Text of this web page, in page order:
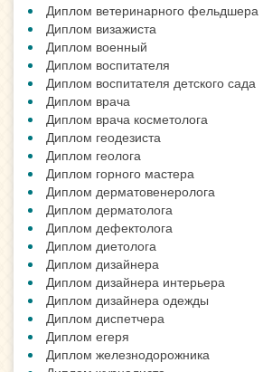
Диплом ветеринарного фельдшера
Диплом визажиста
Диплом военный
Диплом воспитателя
Диплом воспитателя детского сада
Диплом врача
Диплом врача косметолога
Диплом геодезиста
Диплом геолога
Диплом горного мастера
Диплом дерматовенеролога
Диплом дерматолога
Диплом дефектолога
Диплом диетолога
Диплом дизайнера
Диплом дизайнера интерьера
Диплом дизайнера одежды
Диплом диспетчера
Диплом егеря
Диплом железнодорожника